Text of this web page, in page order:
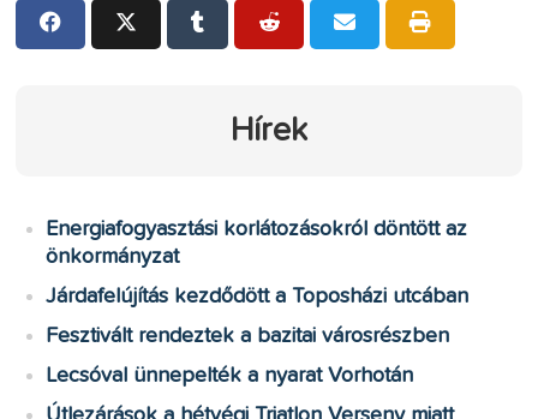
Hírek
Energiafogyasztási korlátozásokról döntött az
önkormányzat
Járdafelújítás kezdődött a Toposházi utcában
Fesztivált rendeztek a bazitai városrészben
Lecsóval ünnepelték a nyarat Vorhotán